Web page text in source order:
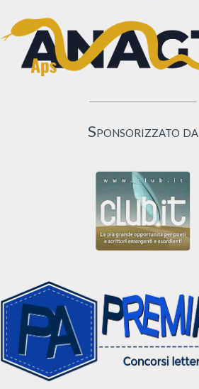
Sponsorizzato da